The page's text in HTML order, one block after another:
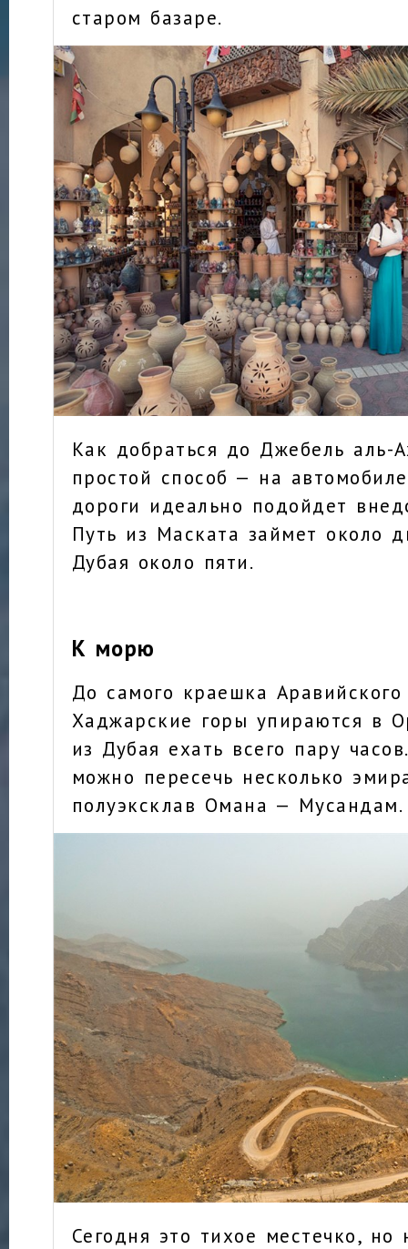
старом базаре.
Как добраться до Джебель аль-
простой способ — на
дороги идеально подойдет
Путь из Маската займет около
Дубая около пяти.
К морю
До самого краешка Аравийского
Хаджарские горы упираются в
из Дубая ехать всего пару
можно пересечь несколько
полуэксклав Омана — Мусандам.
Сегодня это тихое местечко,